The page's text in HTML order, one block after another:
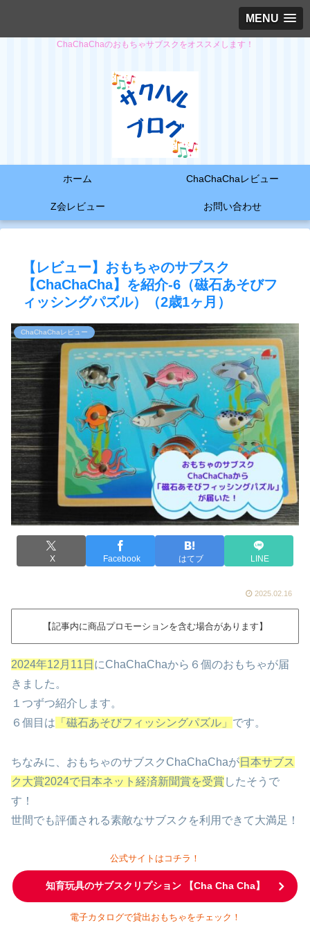
MENU
ChaChaChaのおもちゃサブスクをオススメします！
ホーム ChaChaChaレビュー
Z会レビュー お問い合わせ
【レビュー】おもちゃのサブスク
【ChaChaCha】を紹介-6（磁石あそびフ
ィッシングパズル）（2歳1ヶ月）
ChaChaChaレビュー
X Facebook はてブ LINE
2025.02.16
【記事内に商品プロモーションを含む場合があります】
2024年12月11日 にChaChaChaから６個のおもちゃが届
きました。
１つずつ紹介します。
６個目は 「磁石あそびフィッシングパズル」 です。
ちなみに、おもちゃのサブスクChaChaChaが日本サブス
ク大賞2024で日本ネット経済新聞賞を受賞 したそうで
す！
世間でも評価される素敵なサブスクを利用できて大満足！
公式サイトはコチラ！
知育玩具のサブスクリプション 【Cha Cha Cha】
電子カタログで貸出おもちゃをチェック！